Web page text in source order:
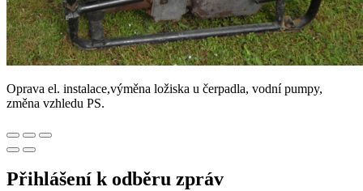
Oprava el. instalace,výměna ložiska u čerpadla, vodní pumpy,
změna vzhledu PS.
Přihlášení k odběru zpráv